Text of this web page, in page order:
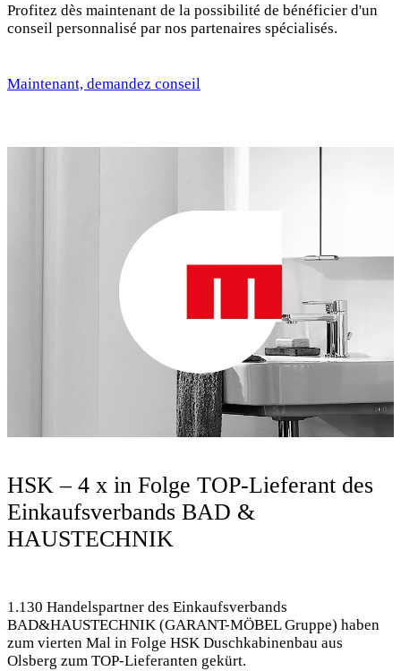
Profitez dès maintenant de la possibilité de bénéficier d'un
conseil personnalisé par nos partenaires spécialisés.
Maintenant, demandez conseil
HSK – 4 x in Folge TOP-Lieferant des
Einkaufsverbands BAD &
HAUSTECHNIK
1.130 Handelspartner des Einkaufsverbands
BAD&HAUSTECHNIK (GARANT-MÖBEL Gruppe) haben
zum vierten Mal in Folge HSK Duschkabinenbau aus
Olsberg zum TOP-Lieferanten gekürt.